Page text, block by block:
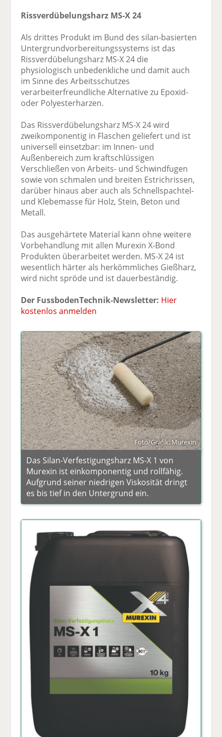
Rissverdübelungsharz MS-X 24
Als drittes Produkt im Bund des silan-basierten
Untergrundvorbereitungssystems ist das
Rissverdübelungsharz MS-X 24 die
physiologisch unbedenkliche und damit auch
im Sinne des Arbeitsschutzes
verarbeiterfreundliche Alternative zu Epoxid-
oder Polyesterharzen.
Das Rissverdübelungsharz MS-X 24 wird
zweikomponentig in Flaschen geliefert und ist
universell einsetzbar: im Innen- und
Außenbereich zum kraftschlüssigen
Verschließen von Arbeits- und Schwindfugen
sowie von schmalen und breiten Estrichrissen,
darüber hinaus aber auch als Schnellspachtel-
und Klebemasse für Holz, Stein, Beton und
Metall.
Das ausgehärtete Material kann ohne weitere
Vorbehandlung mit allen Murexin X-Bond
Produkten überarbeitet werden. MS-X 24 ist
wesentlich härter als herkömmliches Gießharz,
wird nicht spröde und ist dauerbeständig.
Der FussbodenTechnik-Newsletter: Hier
kostenlos anmelden
Foto/Grafik: Murexin
Das Silan-Verfestigungsharz MS-X 1 von
Murexin ist einkomponentig und rollfähig.
Aufgrund seiner niedrigen Viskosität dringt
es bis tief in den Untergrund ein.